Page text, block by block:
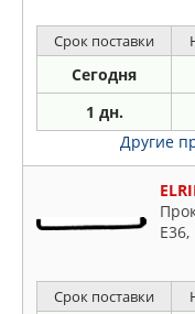
Срок поставки
Сегодня
1 дн.
Другие
Срок поставки